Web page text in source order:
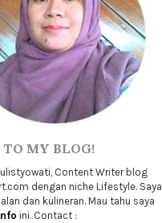
TO MY BLOG!
Content Writer blog
dengan niche Lifestyle. Saya
dan kulineran. Mau tahu saya
ini. Contact :